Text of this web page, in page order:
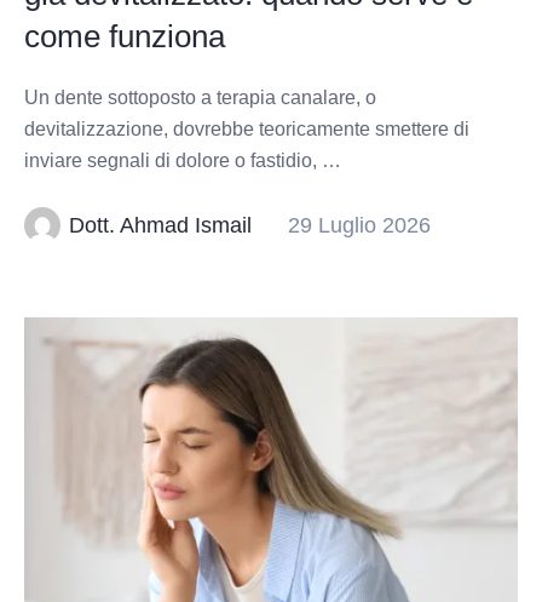
come funziona
Un dente sottoposto a terapia canalare, o
devitalizzazione, dovrebbe teoricamente smettere di
inviare segnali di dolore o fastidio, …
Dott. Ahmad Ismail 29 Luglio 2026